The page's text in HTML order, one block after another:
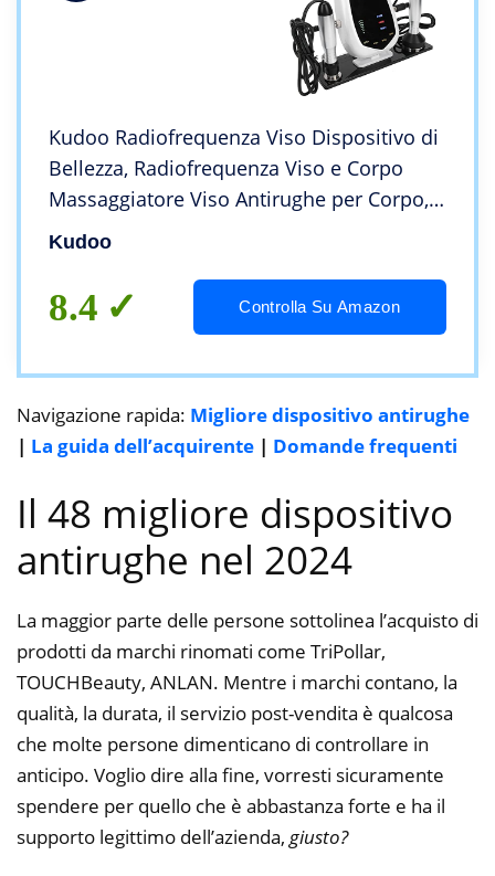
Kudoo Radiofrequenza Viso Dispositivo di
Bellezza, Radiofrequenza Viso e Corpo
Massaggiatore Viso Antirughe per Corpo,
Viso, Occhi, Eliminazione Rughe per Il Viso
Kudoo
8.4 Controlla Su Amazon
Navigazione rapida: Migliore dispositivo antirughe
| La guida dell’acquirente | Domande frequenti
Il 48 migliore dispositivo
antirughe nel 2024
La maggior parte delle persone sottolinea l’acquisto di
prodotti da marchi rinomati come TriPollar,
TOUCHBeauty, ANLAN. Mentre i marchi contano, la
qualità, la durata, il servizio post-vendita è qualcosa
che molte persone dimenticano di controllare in
anticipo. Voglio dire alla fine, vorresti sicuramente
spendere per quello che è abbastanza forte e ha il
supporto legittimo dell’azienda, giusto?